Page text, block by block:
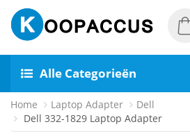
Alle Categorieën
Home Laptop Adapter
Dell
Dell 332-1829 Laptop Adapter